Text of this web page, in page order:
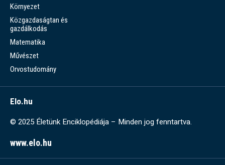
Környezet
Közgazdaságtan és
gazdálkodás
Matematika
Művészet
Orvostudomány
Elo.hu
© 2025 Életünk Enciklopédiája – Minden jog fenntartva.
www.elo.hu